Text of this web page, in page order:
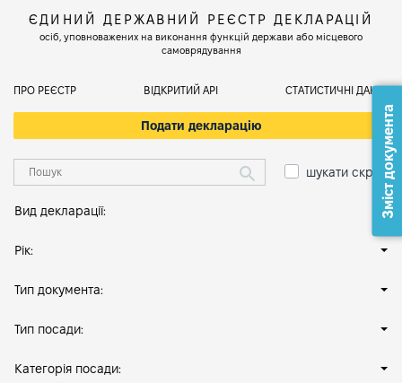
ЄДИНИЙ ДЕРЖАВНИЙ РЕЄСТР ДЕКЛАРАЦІЙ
осіб, уповноважених на виконання функцій держави або місцевого
самоврядування
ПРО РЕЄСТР ВІДКРИТИЙ АРІ СТАТИСТИЧНІ ДАНІ
Подати декларацію
шукати скрізь
Вид декларації:
Рік:
Тип документа:
Тип посади:
Категорія посади:
Зміст документа